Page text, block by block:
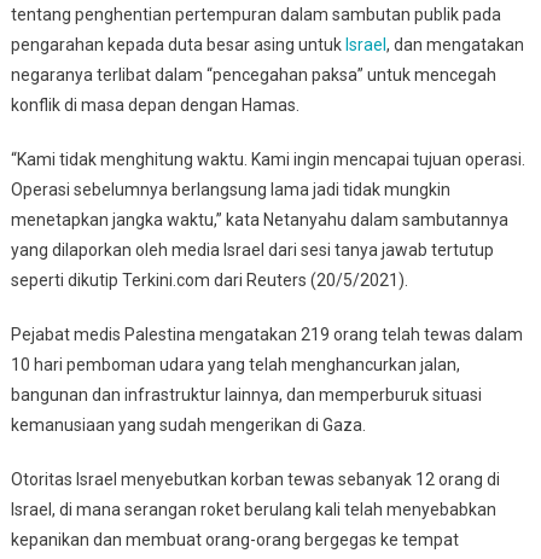
Penyerangan
Ke
Gaza
tentang penghentian pertempuran dalam sambutan publik pada
pengarahan kepada duta besar asing untuk Israel , dan mengatakan
negaranya terlibat dalam “pencegahan paksa” untuk mencegah
konflik di masa depan dengan Hamas.
“Kami tidak menghitung waktu. Kami ingin mencapai tujuan operasi.
Operasi sebelumnya berlangsung lama jadi tidak mungkin
menetapkan jangka waktu,” kata Netanyahu dalam sambutannya
yang dilaporkan oleh media Israel dari sesi tanya jawab tertutup
seperti dikutip Terkini.com dari Reuters (20/5/2021).
Pejabat medis Palestina mengatakan 219 orang telah tewas dalam
10 hari pemboman udara yang telah menghancurkan jalan,
bangunan dan infrastruktur lainnya, dan memperburuk situasi
kemanusiaan yang sudah mengerikan di Gaza.
Otoritas Israel menyebutkan korban tewas sebanyak 12 orang di
Israel, di mana serangan roket berulang kali telah menyebabkan
kepanikan dan membuat orang-orang bergegas ke tempat